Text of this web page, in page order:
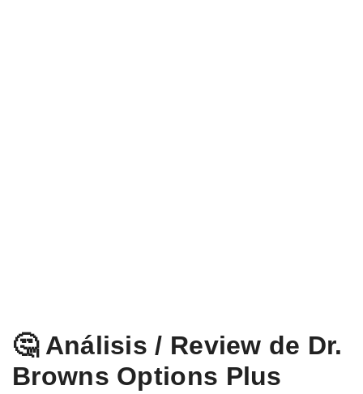
🤔 Análisis / Review de Dr.
Browns Options Plus